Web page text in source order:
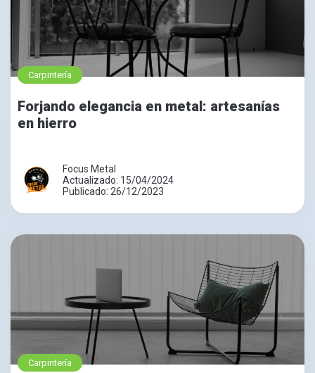
Carpintería
Forjando elegancia en metal: artesanías
en hierro
Focus Metal
Actualizado: 15/04/2024
Publicado: 26/12/2023
Carpintería